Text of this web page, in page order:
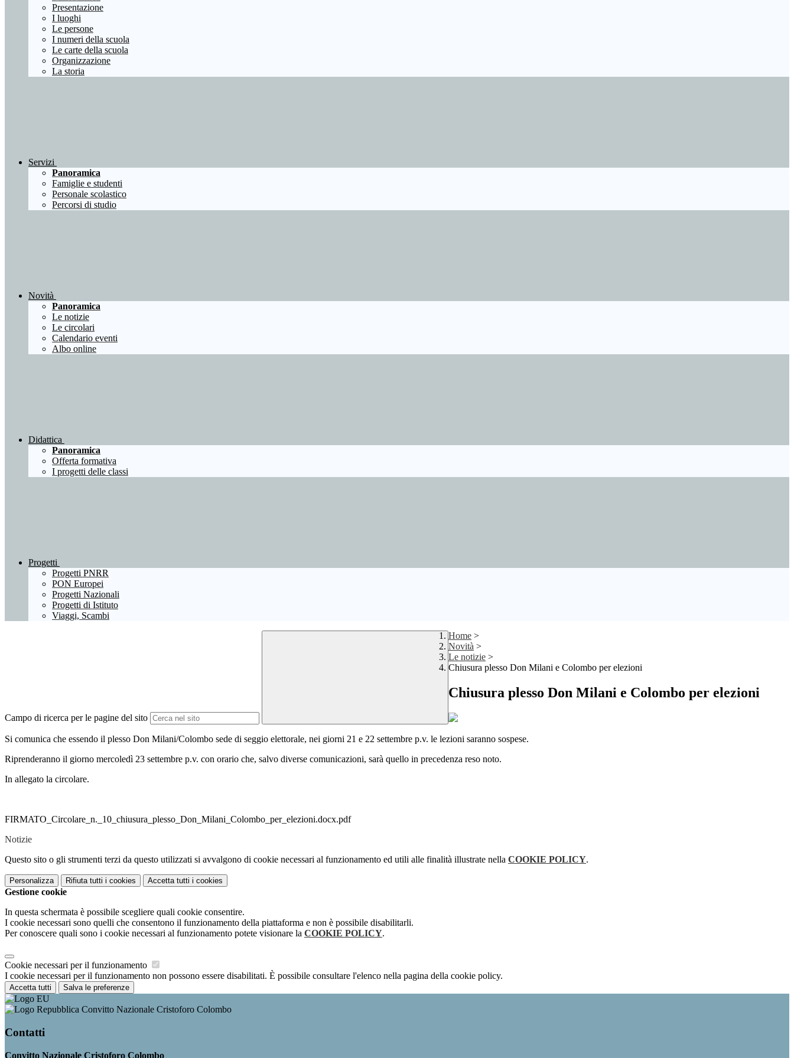
Presentazione
I luoghi
Le persone
I numeri della scuola
Le carte della scuola
Organizzazione
La storia
Servizi
Panoramica
Famiglie e studenti
Personale scolastico
Percorsi di studio
Novità
Panoramica
Le notizie
Le circolari
Calendario eventi
Albo online
Didattica
Panoramica
Offerta formativa
I progetti delle classi
Progetti
Progetti PNRR
PON Europei
Progetti Nazionali
Progetti di Istituto
Viaggi, Scambi
Campo di ricerca per le pagine del sito
Home >
Novità >
Le notizie >
Chiusura plesso Don Milani e Colombo per elezioni
Chiusura plesso Don Milani e Colombo per elezioni
Si comunica che essendo il plesso Don Milani/Colombo sede di seggio elettorale, nei giorni 21 e 22 settembre p.v. le lezioni saranno sospese.
Riprenderanno il giorno mercoledì 23 settembre p.v. con orario che, salvo diverse comunicazioni, sarà quello in precedenza reso noto.
In allegato la circolare.
FIRMATO_Circolare_n._10_chiusura_plesso_Don_Milani_Colombo_per_elezioni.docx.pdf
Notizie
Questo sito o gli strumenti terzi da questo utilizzati si avvalgono di cookie necessari al funzionamento ed utili alle finalità illustrate nella COOKIE POLICY.
Personalizza Rifiuta tutti i cookies Accetta tutti i cookies
Gestione cookie
In questa schermata è possibile scegliere quali cookie consentire.
I cookie necessari sono quelli che consentono il funzionamento della piattaforma e non è possibile disabilitarli.
Per conoscere quali sono i cookie necessari al funzionamento potete visionare la COOKIE POLICY.
Cookie necessari per il funzionamento
I cookie necessari per il funzionamento non possono essere disabilitati. È possibile consultare l'elenco nella pagina della cookie policy.
Accetta tutti Salva le preferenze
Convitto Nazionale Cristoforo Colombo
Contatti
Convitto Nazionale Cristoforo Colombo